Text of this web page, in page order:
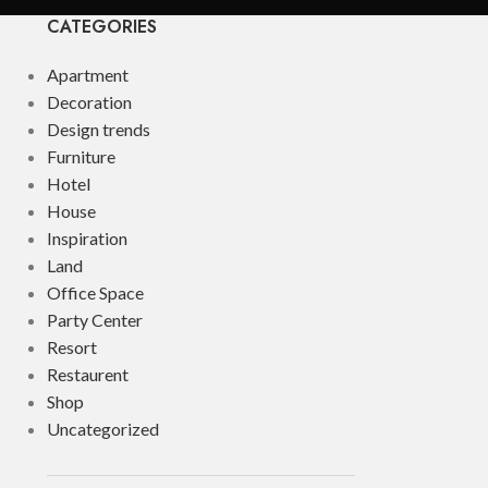
CATEGORIES
Apartment
Decoration
Design trends
Furniture
Hotel
House
Inspiration
Land
Office Space
Party Center
Resort
Restaurent
Shop
Uncategorized